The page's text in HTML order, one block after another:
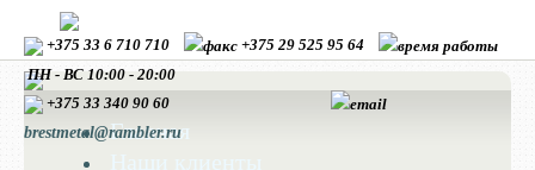
+375 33 6 710 710
+375 29 525 95 64
ПН - ВС 10:00 - 20:00
+375 33 340 90 60
brestmetal@rambler.ru
Главная